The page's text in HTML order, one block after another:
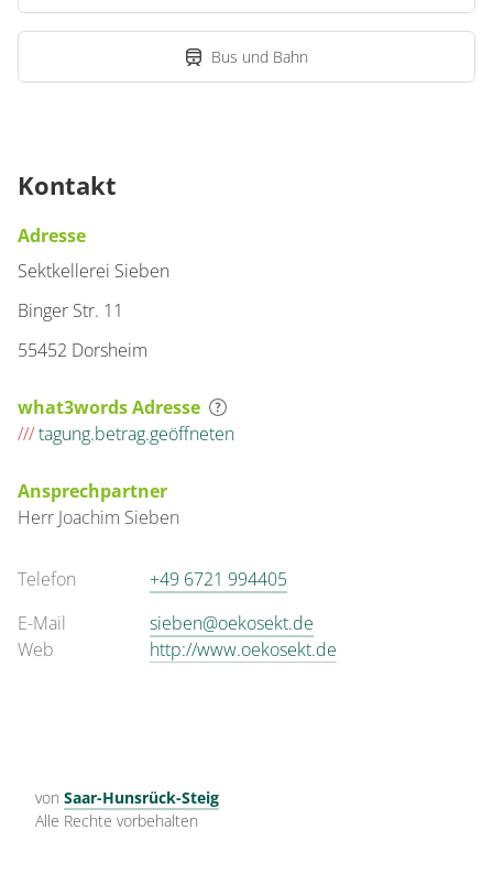
Bus und Bahn
Kontakt
Adresse
Sektkellerei Sieben
Binger Str. 11
55452 Dorsheim
what3words Adresse
///tagung.betrag.geöffneten
Ansprechpartner
Herr Joachim Sieben
Telefon
+49 6721 994405
E-Mail
sieben@oekosekt.de
Web
http://www.oekosekt.de
von Saar-Hunsrück-Steig
Alle Rechte vorbehalten